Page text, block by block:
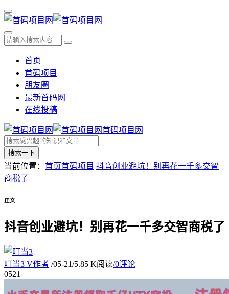
首页
首码项目
朋友圈
最新首码网
在线投稿
首码项目网
搜索一下
当前位置： 首页首码项目 抖音创业避坑！别再花一千多交智
商税了
正文
抖音创业避坑！别再花一千多交智商税了
叮当3 V作者 /05-21/5.85 K阅读/0评论
0521